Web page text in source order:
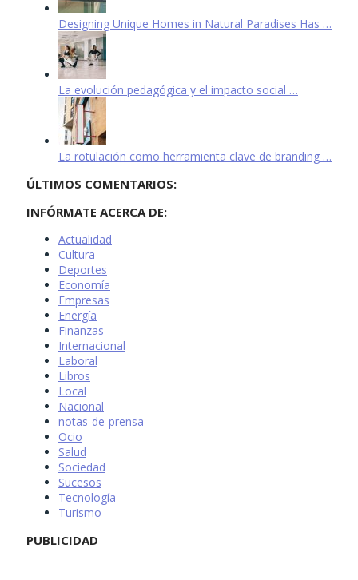
Designing Unique Homes in Natural Paradises Has …
La evolución pedagógica y el impacto social …
La rotulación como herramienta clave de branding …
ÚLTIMOS COMENTARIOS:
INFÓRMATE ACERCA DE:
Actualidad
Cultura
Deportes
Economía
Empresas
Energía
Finanzas
Internacional
Laboral
Libros
Local
Nacional
notas-de-prensa
Ocio
Salud
Sociedad
Sucesos
Tecnología
Turismo
PUBLICIDAD